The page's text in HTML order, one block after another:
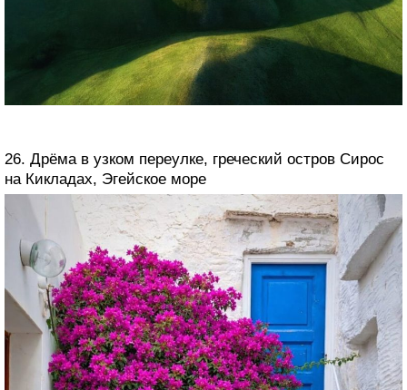
26. Дрёма в узком переулке, греческий остров Сирос
на Кикладах, Эгейское море